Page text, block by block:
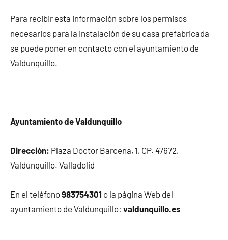
Para recibir esta información sobre los permisos
necesarios para la instalación de su casa prefabricada
se puede poner en contacto con el ayuntamiento de
Valdunquillo.
Ayuntamiento de Valdunquillo
Dirección: Plaza Doctor Barcena, 1, CP. 47672,
Valdunquillo. Valladolid
En el teléfono983754301 o la página Web del
ayuntamiento de Valdunquillo: valdunquillo.es